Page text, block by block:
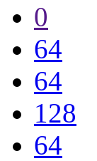
0
64
64
128
64